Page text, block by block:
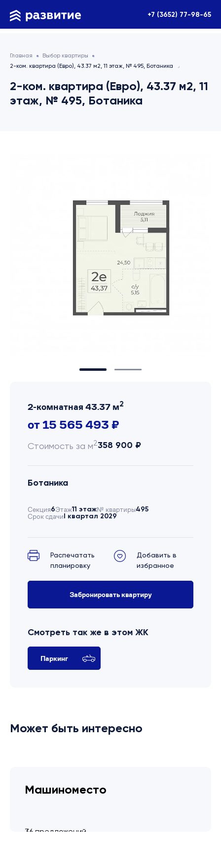
+7 (3652) 77-98-65
Главная
Выбор квартиры
2-ком. квартира (Евро), 43.37 м2, 11 этаж, № 495, Ботаника
2-ком. квартира (Евро), 43.37 м2, 11
этаж, № 495, Ботаника
2-комнатная 43.37 м2
от 15 565 493 ₽
Стоимость за м2358 900 ₽
Ботаника
Секция6Этаж11 этаж№ квартиры495
Срок сдачиI квартал 2029
Распечатать
планировку
Добавить в
избранное
Забронировать квартиру
Смотреть так же в этом ЖК
Паркинг
Может быть интересно
Машиноместо
36 предложений